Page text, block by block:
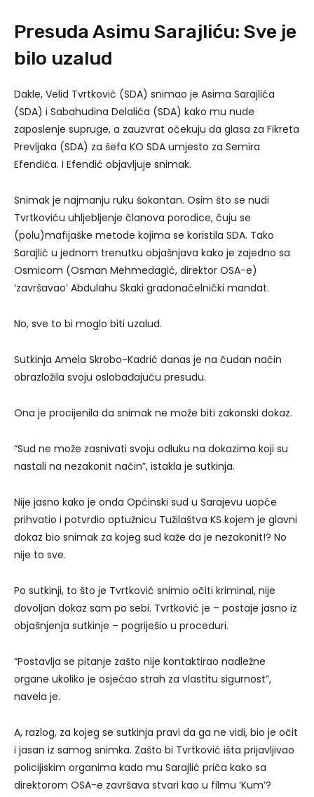
Presuda Asimu Sarajliću: Sve je
bilo uzalud
Dakle, Velid Tvrtković (SDA) snimao je Asima Sarajlića
(SDA) i Sabahudina Delalića (SDA) kako mu nude
zaposlenje supruge, a zauzvrat očekuju da glasa za Fikreta
Prevljaka (SDA) za šefa KO SDA umjesto za Semira
Efendića. I Efendić objavljuje snimak.
Snimak je najmanju ruku šokantan. Osim što se nudi
Tvrtkoviću uhljebljenje članova porodice, čuju se
(polu)mafijaške metode kojima se koristila SDA. Tako
Sarajlić u jednom trenutku objašnjava kako je zajedno sa
Osmicom (Osman Mehmedagić, direktor OSA-e)
‘završavao’ Abdulahu Skaki gradonačelnički mandat.
No, sve to bi moglo biti uzalud.
Sutkinja Amela Skrobo-Kadrić danas je na čudan način
obrazložila svoju oslobađajuću presudu.
Ona je procijenila da snimak ne može biti zakonski dokaz.
“Sud ne može zasnivati svoju odluku na dokazima koji su
nastali na nezakonit način”, istakla je sutkinja.
Nije jasno kako je onda Općinski sud u Sarajevu uopće
prihvatio i potvrdio optužnicu Tužilaštva KS kojem je glavni
dokaz bio snimak za kojeg sud kaže da je nezakonit!? No
nije to sve.
Po sutkinji, to što je Tvrtković snimio očiti kriminal, nije
dovoljan dokaz sam po sebi. Tvrtković je – postaje jasno iz
objašnjenja sutkinje – pogriješio u proceduri.
“Postavlja se pitanje zašto nije kontaktirao nadležne
organe ukoliko je osjećao strah za vlastitu sigurnost”,
navela je.
A, razlog, za kojeg se sutkinja pravi da ga ne vidi, bio je očit
i jasan iz samog snimka. Zašto bi Tvrtković išta prijavljivao
policijiskim organima kada mu Sarajlić priča kako sa
direktorom OSA-e završava stvari kao u filmu ‘Kum’?